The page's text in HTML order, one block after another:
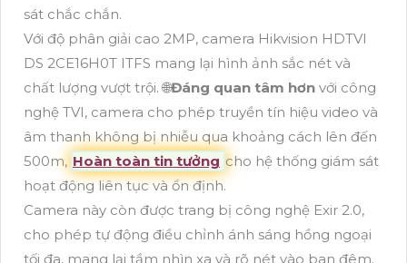
sát chắc chắn.
Với độ phân giải cao 2MP, camera Hikvision HDTVI
DS 2CE16H0T ITFS mang lại hình ảnh sắc nét và
chất lượng vượt trội. 🌐Đáng quan tâm hơn với công
nghệ TVI, camera cho phép truyền tín hiệu video và
âm thanh không bị nhiễu qua khoảng cách lên đến
500m, Hoàn toàn tin tưởng cho hệ thống giám sát
hoạt động liên tục và ổn định.
Camera này còn được trang bị công nghệ Exir 2.0,
cho phép tự động điều chỉnh ánh sáng hồng ngoại
tối đa, mang lại tầm nhìn xa và rõ nét vào ban đêm.